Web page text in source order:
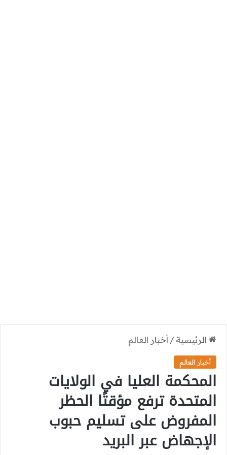
الرئيسية / أخبار العالم
أخبار العالم
المحكمة العليا في الولايات
المتحدة ترفع مؤقتًا الحظر
المفروض على تسليم حبوب
الإجهاض عبر البريد